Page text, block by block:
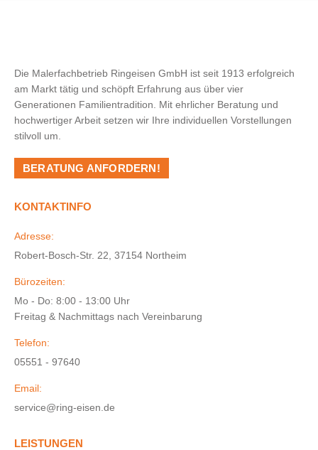
Die Malerfachbetrieb Ringeisen GmbH ist seit 1913 erfolgreich
am Markt tätig und schöpft Erfahrung aus über vier
Generationen Familientradition. Mit ehrlicher Beratung und
hochwertiger Arbeit setzen wir Ihre individuellen Vorstellungen
stilvoll um.
BERATUNG ANFORDERN!
KONTAKTINFO
Adresse:
Robert-Bosch-Str. 22, 37154 Northeim
Bürozeiten:
Mo - Do: 8:00 - 13:00 Uhr
Freitag & Nachmittags nach Vereinbarung
Telefon:
05551 - 97640
Email:
service@ring-eisen.de
LEISTUNGEN